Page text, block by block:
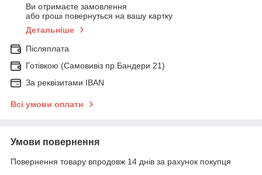
Ви отримаєте замовлення
або гроші повернуться на вашу картку
Детальніше
Післяплата
Готівкою (Самовивіз пр.Бандери 21)
За реквізитами IBAN
Всі умови оплати
Умови повернення
Повернення товару впродовж 14 днів за рахунок покупця